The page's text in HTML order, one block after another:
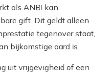
als ANBI kan
gift. Dit geldt alleen
tegenover staat,
bijkomstige aard is.
uit vrijgevigheid of een